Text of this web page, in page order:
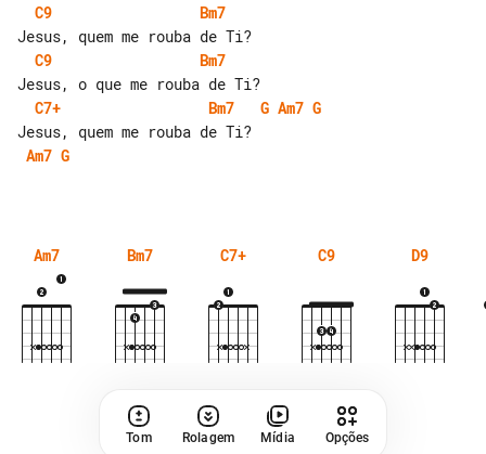
C9
Bm7
C9
Bm7
C7+
Bm7 G Am7 G
Am7 G
Am7 Bm7 C7+ C9 D9
Tom Rolagem Mídia Opções